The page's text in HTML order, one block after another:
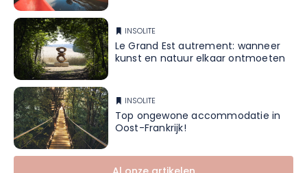
INSOLITE
Le Grand Est autrement: wanneer
kunst en natuur elkaar ontmoeten
INSOLITE
Top ongewone accommodatie in
Oost-Frankrijk!